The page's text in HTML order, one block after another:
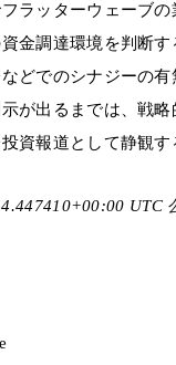
ラッターウェーブの
金調達環境を判断す
どでのシナジーの
が出るまでは、戦略
資報道として静観す
UTC